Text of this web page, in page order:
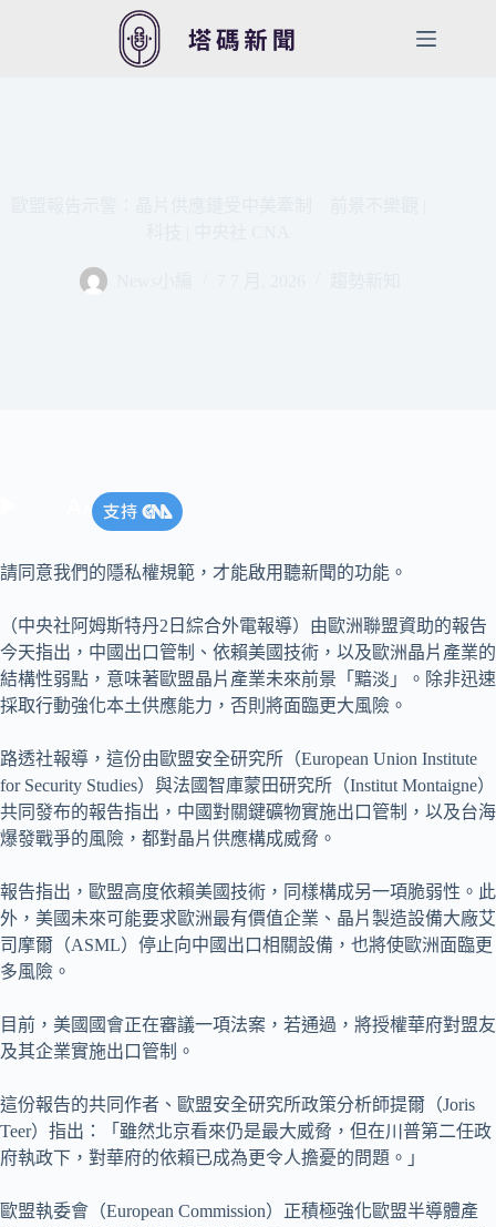
請同意我們的隱私權規範，才能啟用聽新聞的功能。
（中央社阿姆斯特丹2日綜合外電報導）由歐洲聯盟資助的報告
今天指出，中國出口管制、依賴美國技術，以及歐洲晶片產業的
結構性弱點，意味著歐盟晶片產業未來前景「黯淡」。除非迅速
採取行動強化本土供應能力，否則將面臨更大風險。
路透社報導，這份由歐盟安全研究所（European Union Institute
for Security Studies）與法國智庫蒙田研究所（Institut Montaigne）
共同發布的報告指出，中國對關鍵礦物實施出口管制，以及台海
爆發戰爭的風險，都對晶片供應構成威脅。
報告指出，歐盟高度依賴美國技術，同樣構成另一項脆弱性。此
外，美國未來可能要求歐洲最有價值企業、晶片製造設備大廠艾
司摩爾（ASML）停止向中國出口相關設備，也將使歐洲面臨更
多風險。
目前，美國國會正在審議一項法案，若通過，將授權華府對盟友
及其企業實施出口管制。
這份報告的共同作者、歐盟安全研究所政策分析師提爾（Joris
Teer）指出：「雖然北京看來仍是最大威脅，但在川普第二任政
府執政下，對華府的依賴已成為更令人擔憂的問題。」
歐盟執委會（European Commission）正積極強化歐盟半導體產